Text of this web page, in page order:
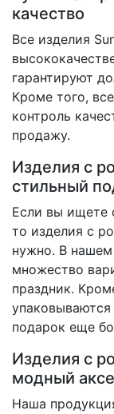
качество
Все изделия
гарантируют
Кроме того,
контроль
продажу.
Изделия с
стильный
Если вы ищете
то изделия с
нужно. В нашем
множество
праздник.
упаковываются
подарок еще
Изделия с
модный
Наша